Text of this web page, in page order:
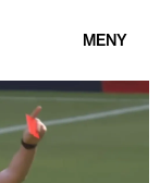
MENY